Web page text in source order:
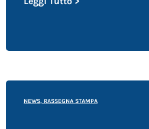
NEWS, RASSEGNA STAMPA